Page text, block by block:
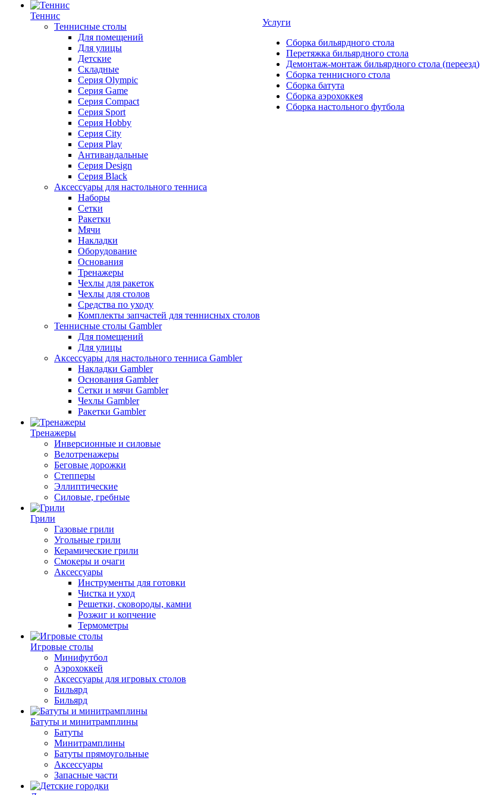
Теннис
Теннисные столы
Для помещений
Для улицы
Детские
Складные
Серия Olympic
Серия Game
Серия Compact
Серия Sport
Серия Hobby
Серия City
Серия Play
Антивандальные
Серия Design
Серия Black
Аксессуары для настольного тенниса
Наборы
Сетки
Ракетки
Мячи
Накладки
Оборудование
Основания
Тренажеры
Чехлы для ракеток
Чехлы для столов
Средства по уходу
Комплекты запчастей для теннисных столов
Теннисные столы Gambler
Для помещений
Для улицы
Аксессуары для настольного тенниса Gambler
Накладки Gambler
Основания Gambler
Сетки и мячи Gambler
Чехлы Gambler
Ракетки Gambler
Тренажеры
Инверсионные и силовые
Велотренажеры
Беговые дорожки
Степперы
Эллиптические
Силовые, гребные
Грили
Газовые грили
Угольные грили
Керамические грили
Смокеры и очаги
Аксессуары
Инструменты для готовки
Чистка и уход
Решетки, сковороды, камни
Розжиг и копчение
Термометры
Игровые столы
Минифутбол
Аэрохоккей
Аксессуары для игровых столов
Бильяpд
Бильяpд
Батуты и минитрамплины
Батуты
Минитрамплины
Батуты прямоугольные
Аксессуары
Запасные части
Услуги
Сборка бильярдного стола
Перетяжка бильярдного стола
Демонтаж-монтаж бильярдного стола (переезд)
Сборка теннисного стола
Сборка батута
Сборка аэрохоккея
Сборка настольного футбола